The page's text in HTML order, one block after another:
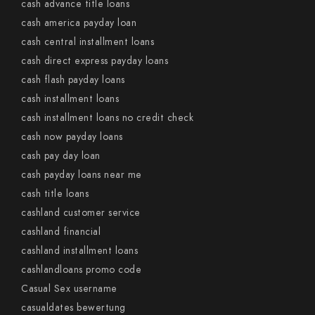
cash advance title loans
cash america payday loan
cash central installment loans
cash direct express payday loans
cash flash payday loans
cash installment loans
cash installment loans no credit check
cash now payday loans
cash pay day loan
cash payday loans near me
cash title loans
cashland customer service
cashland financial
cashland installment loans
cashlandloans promo code
Casual Sex username
casualdates bewertung